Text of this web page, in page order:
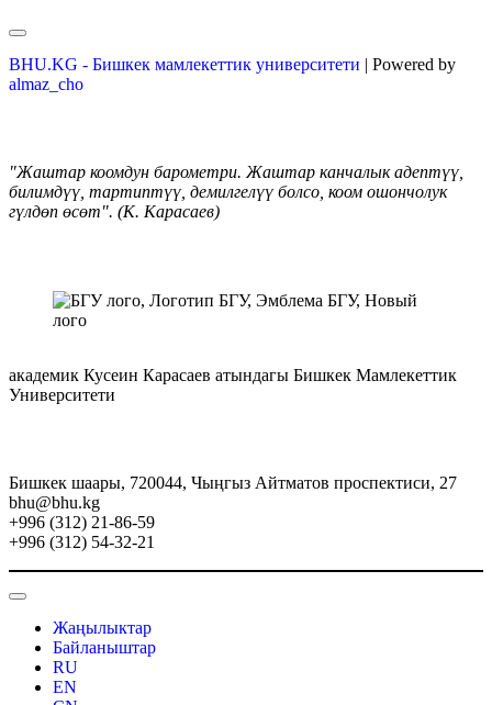
BHU.KG - Бишкек мамлекеттик университети | Powered by
almaz_cho
"Жаштар коомдун барометри. Жаштар канчалык адептүү,
билимдүү, тартиптүү, демилгелүү болсо, коом ошончолук
гүлдөп өсөт". (К. Карасаев)
академик Кусеин Карасаев атындагы Бишкек Мамлекеттик
Университети
Бишкек шаары, 720044, Чыңгыз Айтматов проспектиси, 27
bhu@bhu.kg
+996 (312) 21-86-59
+996 (312) 54-32-21
Жаңылыктар
Байланыштар
RU
EN